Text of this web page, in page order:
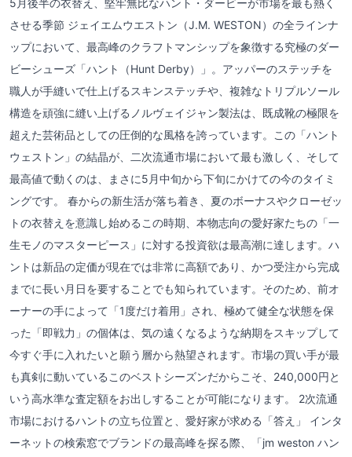
5月後半の衣替え、堅牢無比なハント・ダービーが市場を最も熱く
させる季節 ジェイエムウエストン（J.M. WESTON）の全ラインナ
ップにおいて、最高峰のクラフトマンシップを象徴する究極のダー
ビーシューズ「ハント（Hunt Derby）」。アッパーのステッチを
職人が手縫いで仕上げるスキンステッチや、複雑なトリプルソール
構造を頑強に縫い上げるノルヴェイジャン製法は、既成靴の極限を
超えた芸術品としての圧倒的な風格を誇っています。この「ハント
ウェストン」の結晶が、二次流通市場において最も激しく、そして
最高値で動くのは、まさに5月中旬から下旬にかけての今のタイミ
ングです。 春からの新生活が落ち着き、夏のボーナスやクローゼッ
トの衣替えを意識し始めるこの時期、本物志向の愛好家たちの「一
生モノのマスターピース」に対する投資欲は最高潮に達します。ハ
ントは新品の定価が現在では非常に高額であり、かつ受注から完成
までに長い月日を要することでも知られています。そのため、前オ
ーナーの手によって「1度だけ着用」され、極めて健全な状態を保
った「即戦力」の個体は、気の遠くなるような納期をスキップして
今すぐ手に入れたいと願う層から熱望されます。市場の買い手が最
も真剣に動いているこのベストシーズンだからこそ、240,000円と
いう高水準な査定額をお出しすることが可能になります。 2次流通
市場におけるハントの立ち位置と、愛好家が求める「答え」 インタ
ーネットの検索窓でブランドの最高峰を探る際、「jm weston ハン